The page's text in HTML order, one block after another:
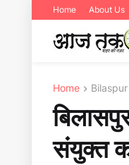
Home About Us
Home Bilaspur
संयुक्त